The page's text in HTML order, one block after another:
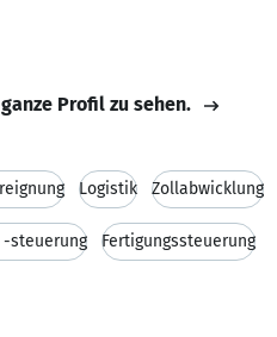
Profil zu sehen.
Logistik Zollabwicklung
steuerung Fertigungssteuerung